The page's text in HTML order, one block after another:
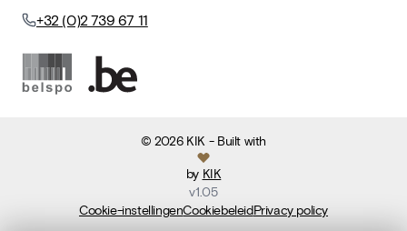
+32 (0)2 739 67 11
©2026 KIK - Built with
by KIK
v1.05
Cookie-instellingenCookiebeleidPrivacy policy